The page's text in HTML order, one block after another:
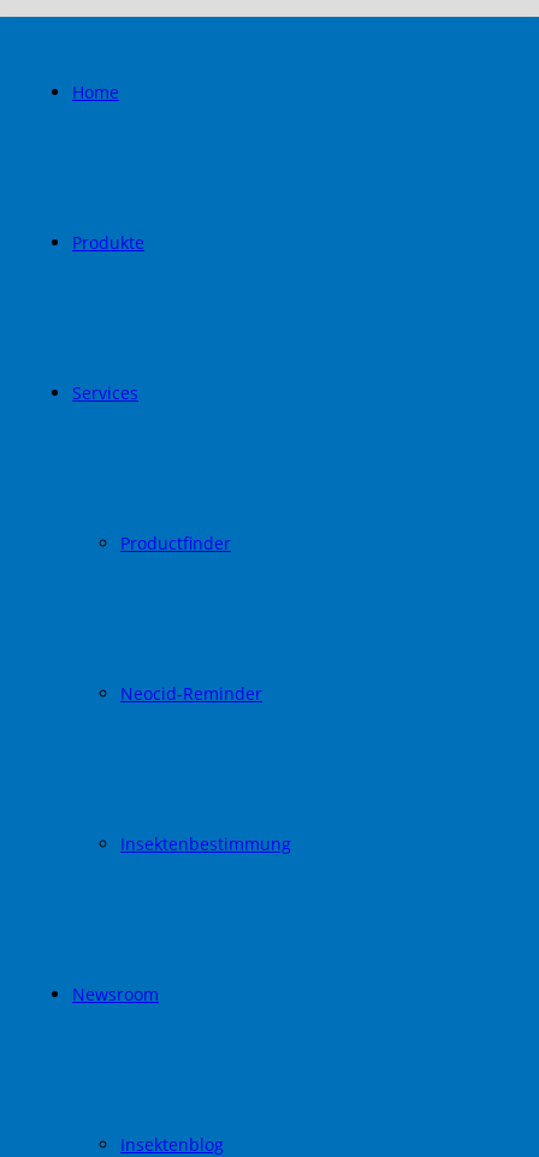
Home
Produkte
Services
Productfinder
Neocid-Reminder
Insektenbestimmung
Newsroom
Insektenblog